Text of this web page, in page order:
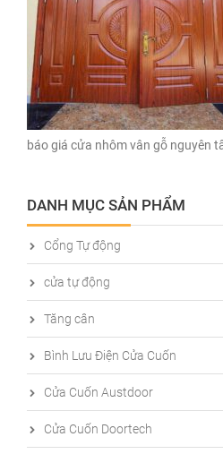
báo giá cửa nhôm vân gỗ nguyên
DANH MỤC SẢN PHẨM
Cổng Tự động
cửa tự động
Tăng cân
Bình Lưu Điện Cửa Cuốn
Cửa Cuốn Austdoor
Cửa Cuốn Doortech